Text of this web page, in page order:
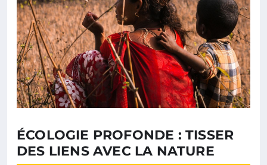
ÉCOLOGIE PROFONDE : TISSER
DES LIENS AVEC LA NATURE